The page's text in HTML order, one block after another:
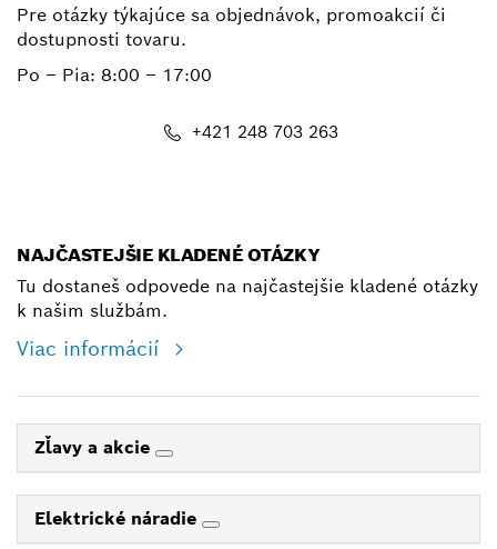
Pre otázky týkajúce sa objednávok, promoakcií či
dostupnosti tovaru.
Po – Pia: 8:00 – 17:00
+421 248 703 263
NAJČASTEJŠIE KLADENÉ OTÁZKY
Tu dostaneš odpovede na najčastejšie kladené otázky
k našim službám.
Viac informácií
Zľavy a akcie
Elektrické náradie